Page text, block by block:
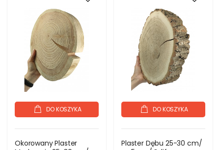
DO KOSZYKA
Okorowany Plaster
DO KOSZYKA
Plaster Dębu 25-30 cm/